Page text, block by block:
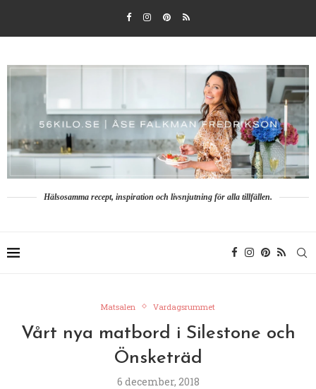
Hälsosamma recept, inspiration och livsnjutning för alla tillfällen.
Matsalen Vardagsrummet
Vårt nya matbord i Silestone och
Önsketräd
6 december, 2018